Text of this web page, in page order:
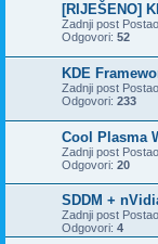
[RIJEŠENO]
Zadnji post
Odgovori: 52
KDE
Zadnji post
Odgovori: 233
Cool Plasma
Zadnji post
Odgovori: 20
SDDM +
Zadnji post
Odgovori: 4